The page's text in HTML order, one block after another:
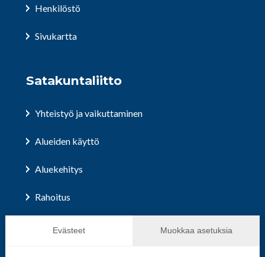
Evästeet Muokkaa asetuksia
Henkilöstö
Sivukartta
Satakuntaliitto
Yhteistyö ja vaikuttaminen
Alueiden käyttö
Aluekehitys
Rahoitus
Hallinto ja päätöksenteko